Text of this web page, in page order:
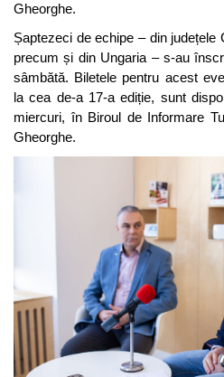
Gheorghe.
Șaptezeci de echipe – din
precum și din Ungaria – s-au
sâmbătă. Biletele pentru acest
la cea de-a 17-a ediție, sunt
miercuri, în Biroul de Informare
Gheorghe.